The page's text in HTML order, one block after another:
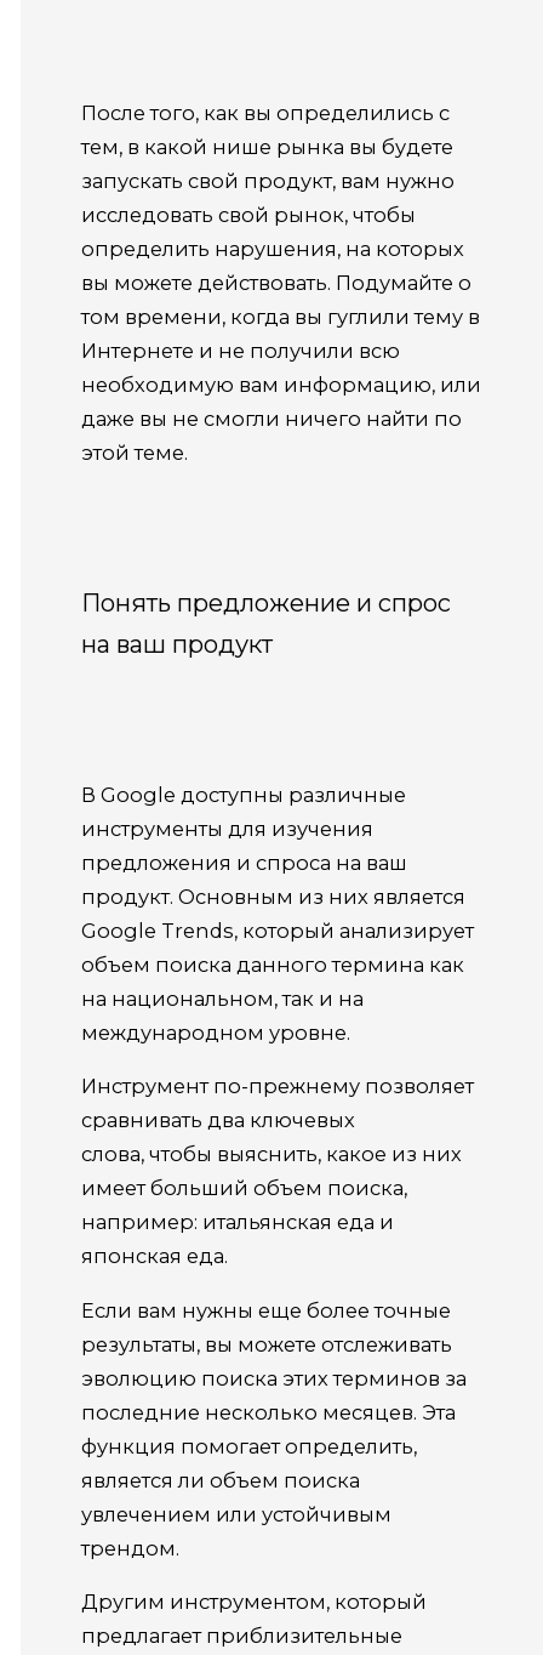
После того, как вы определились с
тем, в какой нише рынка вы будете
запускать свой продукт, вам нужно
исследовать свой рынок, чтобы
определить нарушения, на которых
вы можете действовать. Подумайте о
том времени, когда вы гуглили тему в
Интернете и не получили всю
необходимую вам информацию, или
даже вы не смогли ничего найти по
этой теме.
Понять предложение и спрос
на ваш продукт
В Google доступны различные
инструменты для изучения
предложения и спроса на ваш
продукт. Основным из них является
Google Trends, который анализирует
объем поиска данного термина как
на национальном, так и на
международном уровне.
Инструмент по-прежнему позволяет
сравнивать два ключевых
слова, чтобы выяснить, какое из них
имеет больший объем поиска,
например: итальянская еда и
японская еда.
Если вам нужны еще более точные
результаты, вы можете отслеживать
эволюцию поиска этих терминов за
последние несколько месяцев. Эта
функция помогает определить,
является ли объем поиска
увлечением или устойчивым
трендом.
Другим инструментом, который
предлагает приблизительные